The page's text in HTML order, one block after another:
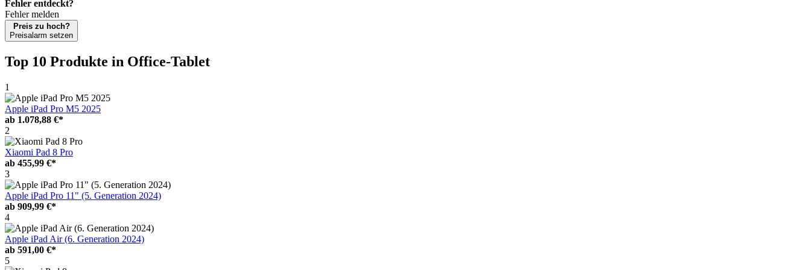
Fehler entdeckt?
Fehler melden
Preis zu hoch?
Preisalarm setzen
Top 10 Produkte in Office-Tablet
1
Apple iPad Pro M5 2025
ab 1.078,88 €*
2
Xiaomi Pad 8 Pro
ab 455,99 €*
3
Apple iPad Pro 11" (5. Generation 2024)
ab 909,99 €*
4
Apple iPad Air (6. Generation 2024)
ab 591,00 €*
5